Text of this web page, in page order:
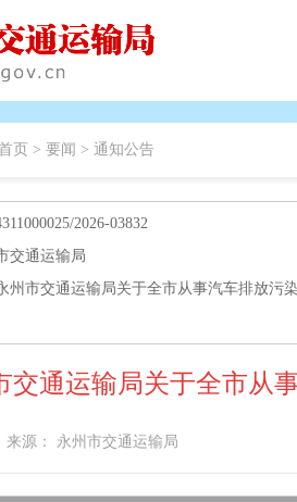
页 > 要闻 > 通知公告
2026-03832
交通运输局
州市交通运输局关于全市从事汽车排放污
交通运输局关于全市从
： 永州市交通运输局